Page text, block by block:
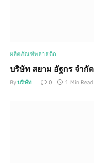
ผลิตภัณฑ์พลาสติก
บริษัท สยาม อัฐกร จำกัด
By บริษัท 0 1 Min Read